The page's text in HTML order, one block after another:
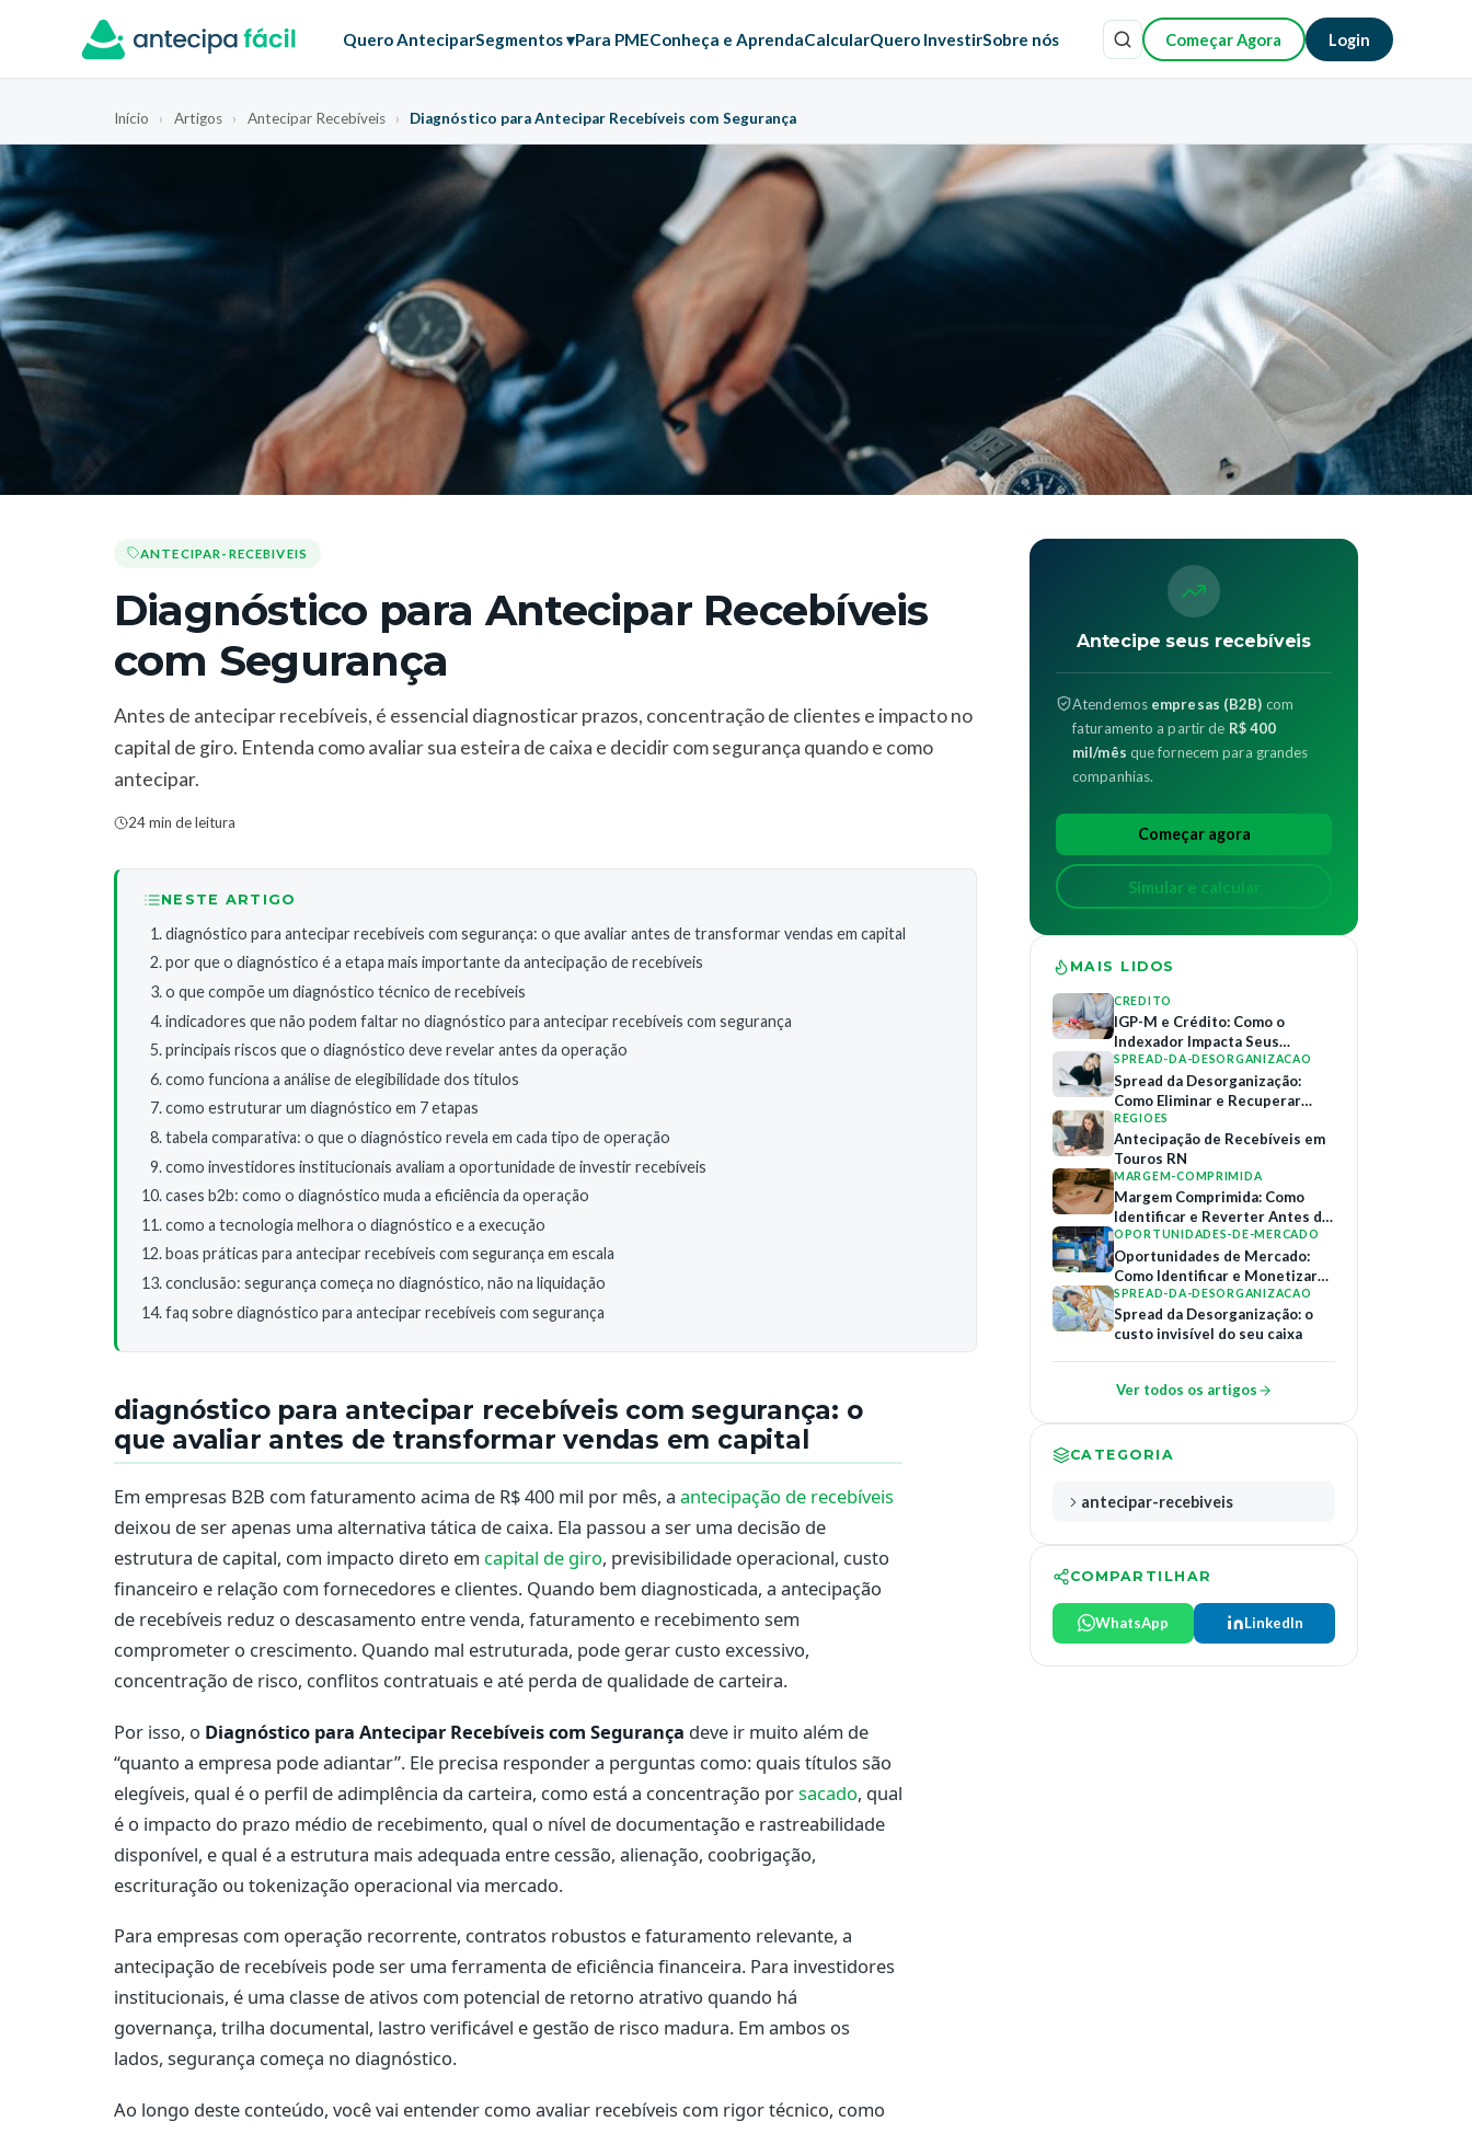
Quero AnteciparSegmentos ▾Para PMEConheça e AprendaCalcularQuero InvestirSobre nós Começar Agora Login
Início › Artigos › Antecipar Recebíveis › Diagnóstico para Antecipar Recebíveis com Segurança
ANTECIPAR-RECEBIVEIS
Diagnóstico para Antecipar Recebíveis
com Segurança
Antes de antecipar recebíveis, é essencial diagnosticar prazos, concentração de clientes e impacto no
capital de giro. Entenda como avaliar sua esteira de caixa e decidir com segurança quando e como
antecipar.
24 min de leitura
NESTE ARTIGO
diagnóstico para antecipar recebíveis com segurança: o que avaliar antes de transformar vendas em capital
por que o diagnóstico é a etapa mais importante da antecipação de recebíveis
o que compõe um diagnóstico técnico de recebíveis
indicadores que não podem faltar no diagnóstico para antecipar recebíveis com segurança
principais riscos que o diagnóstico deve revelar antes da operação
como funciona a análise de elegibilidade dos títulos
como estruturar um diagnóstico em 7 etapas
tabela comparativa: o que o diagnóstico revela em cada tipo de operação
como investidores institucionais avaliam a oportunidade de investir recebíveis
cases b2b: como o diagnóstico muda a eficiência da operação
como a tecnologia melhora o diagnóstico e a execução
boas práticas para antecipar recebíveis com segurança em escala
conclusão: segurança começa no diagnóstico, não na liquidação
faq sobre diagnóstico para antecipar recebíveis com segurança
diagnóstico para antecipar recebíveis com segurança: o
que avaliar antes de transformar vendas em capital
Em empresas B2B com faturamento acima de R$ 400 mil por mês, a antecipação de recebíveis
deixou de ser apenas uma alternativa tática de caixa. Ela passou a ser uma decisão de
estrutura de capital, com impacto direto em capital de giro, previsibilidade operacional, custo
financeiro e relação com fornecedores e clientes. Quando bem diagnosticada, a antecipação
de recebíveis reduz o descasamento entre venda, faturamento e recebimento sem
comprometer o crescimento. Quando mal estruturada, pode gerar custo excessivo,
concentração de risco, conflitos contratuais e até perda de qualidade de carteira.
Por isso, o Diagnóstico para Antecipar Recebíveis com Segurança deve ir muito além de
“quanto a empresa pode adiantar”. Ele precisa responder a perguntas como: quais títulos são
elegíveis, qual é o perfil de adimplência da carteira, como está a concentração porsacado, qual
é o impacto do prazo médio de recebimento, qual o nível de documentação e rastreabilidade
disponível, e qual é a estrutura mais adequada entre cessão, alienação, coobrigação,
escrituração ou tokenização operacional via mercado.
Para empresas com operação recorrente, contratos robustos e faturamento relevante, a
antecipação de recebíveis pode ser uma ferramenta de eficiência financeira. Para investidores
institucionais, é uma classe de ativos com potencial de retorno atrativo quando há
governança, trilha documental, lastro verificável e gestão de risco madura. Em ambos os
lados, segurança começa no diagnóstico.
Ao longo deste conteúdo, você vai entender como avaliar recebíveis com rigor técnico, como
Antecipe seus recebíveis
Atendemos empresas (B2B) com
faturamento a partir de R$ 400
mil/mês que fornecem para grandes
companhias.
Começar agora
Simular e calcular
MAIS LIDOS
CREDITO
IGP-M e Crédito: Como o
Indexador Impacta Seus
Contratos de Financiamento
SPREAD-DA-DESORGANIZACAO
Spread da Desorganização:
Como Eliminar e Recuperar
Margem
REGIOES
Antecipação de Recebíveis em
Touros RN
MARGEM-COMPRIMIDA
Margem Comprimida: Como
Identificar e Reverter Antes do
Colapso
OPORTUNIDADES-DE-MERCADO
Oportunidades de Mercado:
Como Identificar e Monetizar
Relações B2B
SPREAD-DA-DESORGANIZACAO
Spread da Desorganização: o
custo invisível do seu caixa
Ver todos os artigos
CATEGORIA
antecipar-recebiveis
COMPARTILHAR
WhatsApp LinkedIn